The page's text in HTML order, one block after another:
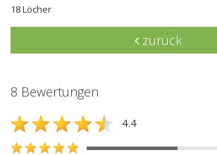
18 Löcher
zurück
8 Bewertungen
4.4